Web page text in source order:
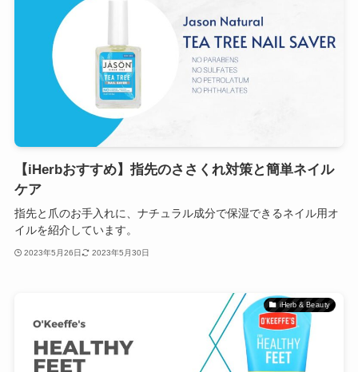
【iHerbおすすめ】指先のささくれ対策と簡単ネイル
ケア
指先と爪のお手入れに、ナチュラル成分で保湿できるネイル用オ
イルを紹介しています。
2023年5月26日 2023年5月30日
iHerb & Beauty